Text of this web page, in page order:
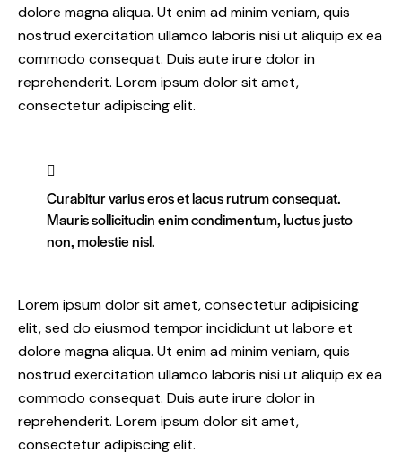
dolore magna aliqua. Ut enim ad minim veniam, quis
nostrud exercitation ullamco laboris nisi ut aliquip ex ea
commodo consequat. Duis aute irure dolor in
reprehenderit. Lorem ipsum dolor sit amet,
consectetur adipiscing elit.
Curabitur varius eros et lacus rutrum consequat.
Mauris sollicitudin enim condimentum, luctus justo
non, molestie nisl.
Lorem ipsum dolor sit amet, consectetur adipisicing
elit, sed do eiusmod tempor incididunt ut labore et
dolore magna aliqua. Ut enim ad minim veniam, quis
nostrud exercitation ullamco laboris nisi ut aliquip ex ea
commodo consequat. Duis aute irure dolor in
reprehenderit. Lorem ipsum dolor sit amet,
consectetur adipiscing elit.